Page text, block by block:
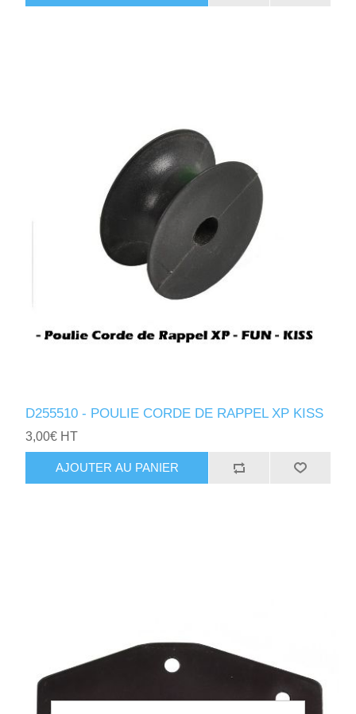
D255510 - POULIE CORDE DE RAPPEL XP KISS
3,00€ HT
AJOUTER AU PANIER